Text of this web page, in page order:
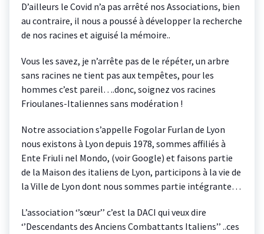
D’ailleurs le Covid n’a pas arrêté nos Associations, bien
au contraire, il nous a poussé à développer la recherche
de nos racines et aiguisé la mémoire..
Vous les savez, je n’arrête pas de le répéter, un arbre
sans racines ne tient pas aux tempêtes, pour les
hommes c’est pareil….donc, soignez vos racines
Frioulanes-Italiennes sans modération !
Notre association s’appelle Fogolar Furlan de Lyon
nous existons à Lyon depuis 1978, sommes affiliés à
Ente Friuli nel Mondo, (voir Google) et faisons partie
de la Maison des italiens de Lyon, participons à la vie de
la Ville de Lyon dont nous sommes partie intégrante…
L’association ‘’sœur’’ c’est la DACI qui veux dire
‘’Descendants des Anciens Combattants Italiens’’ ..ces